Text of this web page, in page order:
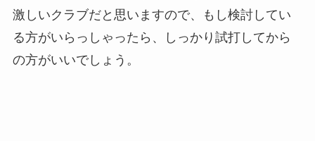
激しいクラブだと思いますので、もし検討してい
る方がいらっしゃったら、しっかり試打してから
の方がいいでしょう。